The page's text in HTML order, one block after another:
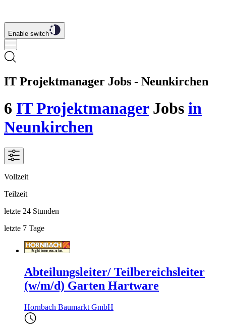
Enable switch
IT Projektmanager Jobs - Neunkirchen
6 IT ProjektmanagerJobs in
Neunkirchen
Vollzeit
Teilzeit
letzte 24 Stunden
letzte 7 Tage
Abteilungsleiter/ Teilbereichsleiter
(w/m/d) Garten Hartware
Hornbach Baumarkt GmbH